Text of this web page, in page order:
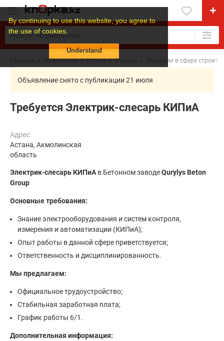
By continuing to use this website, you agree to
the use of cookies.
Understand
Объявления в Астане Работа Вакансии в сфере
Объявление снято с публикации 21 июля
Требуется Электрик-слесарь КИПиА
Адрес:
Астана, Акмолинская
область
Электрик-слесарь КИПиА в Бетонном заводеQurylys Beton
Group
Основные требования:
Знание электрооборудования и систем контроля,
измерения и автоматизации (КИПиА);
Опыт работы в данной сфере приветствуется;
Ответственность и дисциплинированность.
Мы предлагаем:
Официальное трудоустройство;
Стабильная заработная плата;
График работы 6/1.
Дополнительная информация: